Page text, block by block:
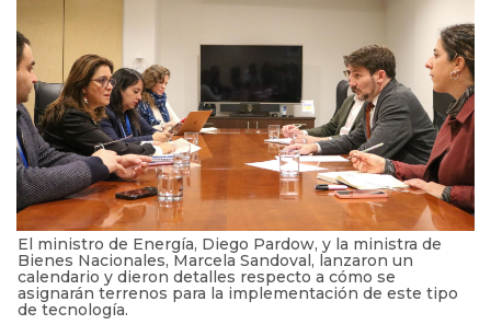
El ministro de Energía, Diego Pardow, y la ministra de
Bienes Nacionales, Marcela Sandoval, lanzaron un
calendario y dieron detalles respecto a cómo se
asignarán terrenos para la implementación de este tipo
de tecnología.